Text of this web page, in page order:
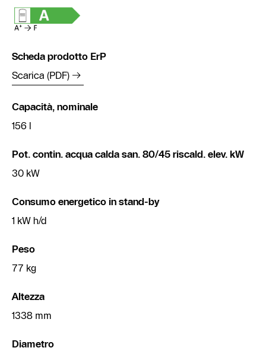
Scheda prodotto ErP
Scarica (PDF)
Capacità, nominale
156 l
Pot. contin. acqua calda san. 80/45 riscald. elev. kW
30 kW
Consumo energetico in stand-by
1 kW h/d
Peso
77 kg
Altezza
1338 mm
Diametro